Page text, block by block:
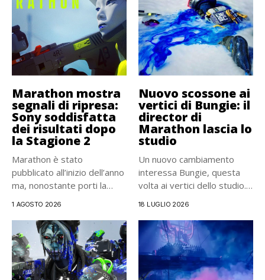
Marathon mostra
segnali di ripresa:
Sony soddisfatta
dei risultati dopo
la Stagione 2
Marathon è stato
pubblicato all’inizio dell’anno
ma, nonostante porti la
1 AGOSTO 2026
Nuovo scossone ai
vertici di Bungie: il
director di
Marathon lascia lo
studio
Un nuovo cambiamento
interessa Bungie, questa
volta ai vertici dello studio.
18 LUGLIO 2026